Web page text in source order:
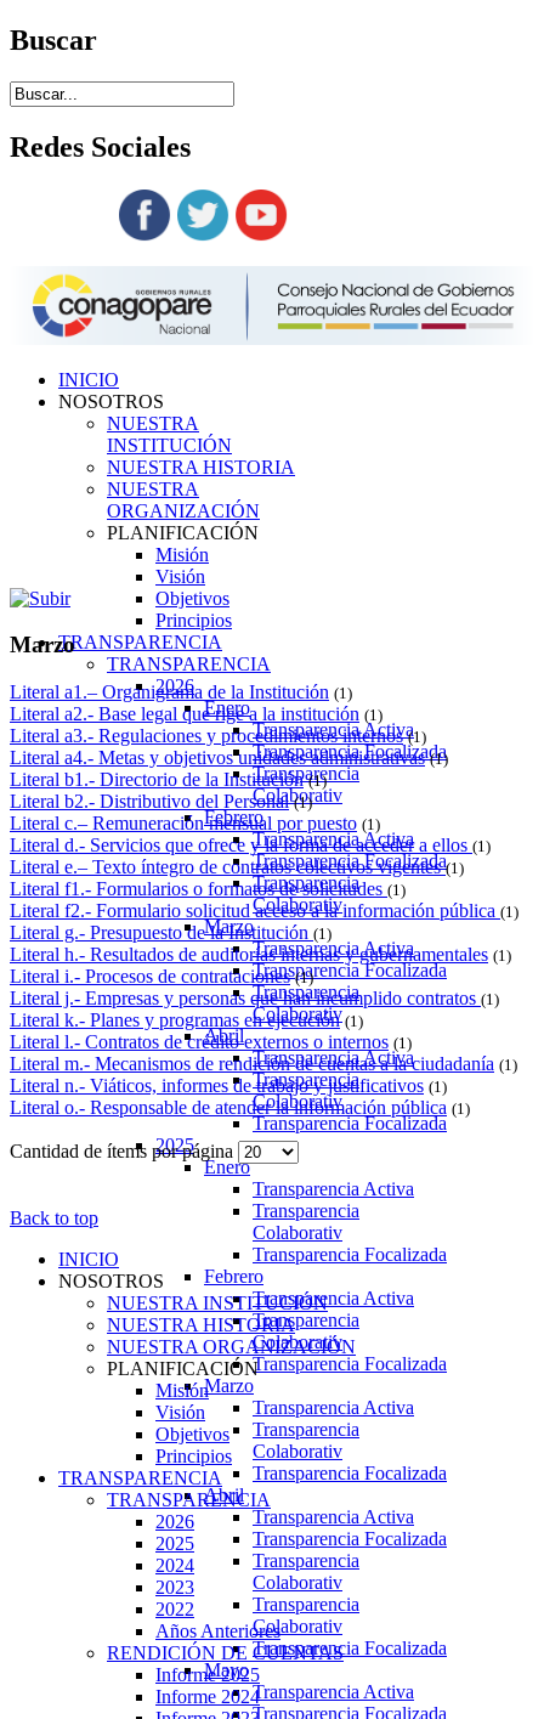
Buscar
Redes Sociales
INICIO
NOSOTROS
NUESTRA
INSTITUCIÓN
NUESTRA HISTORIA
NUESTRA
ORGANIZACIÓN
PLANIFICACIÓN
Misión
Visión
Objetivos
Principios
TRANSPARENCIA
TRANSPARENCIA
2026
Enero
Transparencia Activa
Transparencia Focalizada
Transparencia
Colaborativ
Febrero
Transparencia Activa
Transparencia Focalizada
Transparencia
Colaborativ
Marzo
Transparencia Activa
Transparencia Focalizada
Transparencia
Colaborativ
Abril
Transparencia Activa
Transparencia
Colaborativ
Transparencia Focalizada
2025
Enero
Transparencia Activa
Transparencia
Colaborativ
Transparencia Focalizada
Febrero
Transparencia Activa
Transparencia
Colaborativ
Transparencia Focalizada
Marzo
Transparencia Activa
Transparencia
Colaborativ
Transparencia Focalizada
Abril
Transparencia Activa
Transparencia Focalizada
Transparencia
Colaborativ
Transparencia
Colaborativ
Transparencia Focalizada
Mayo
Transparencia Activa
Transparencia Focalizada
Marzo
Literal a1.– Organigrama de la Institución (1)
Literal a2.- Base legal que rige a la institución (1)
Literal a3.- Regulaciones y procedimientos internos (1)
Literal a4.- Metas y objetivos unidades administrativas (1)
Literal b1.- Directorio de la Institución (1)
Literal b2.- Distributivo del Personal (1)
Literal c.– Remuneración mensual por puesto (1)
Literal d.- Servicios que ofrece y la forma de acceder a ellos (1)
Literal e.– Texto íntegro de contratos colectivos vigentes(1)
Literal f1.- Formularios o formatos de solicitudes (1)
Literal f2.- Formulario solicitud acceso a la información pública (1)
Literal g.- Presupuesto de la Institución (1)
Literal h.- Resultados de auditorías internas y gubernamentales (1)
Literal i.- Procesos de contrataciones (1)
Literal j.- Empresas y personas que han incumplido contratos (1)
Literal k.- Planes y programas en ejecución (1)
Literal l.- Contratos de crédito externos o internos (1)
Literal m.- Mecanismos de rendición de cuentas a la ciudadanía (1)
Literal n.- Viáticos, informes de trabajo y justificativos (1)
Literal o.- Responsable de atender la información pública (1)
Cantidad de ítems por página
Back to top
INICIO
NOSOTROS
NUESTRA INSTITUCIÓN
NUESTRA HISTORIA
NUESTRA ORGANIZACIÓN
PLANIFICACIÓN
Misión
Visión
Objetivos
Principios
TRANSPARENCIA
TRANSPARENCIA
2026
2025
2024
2023
2022
Años Anteriores
RENDICIÓN DE CUENTAS
Informe 2025
Informe 2024